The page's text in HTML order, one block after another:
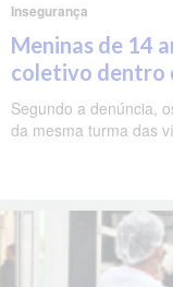
Insegurança
Meninas de 14
coletivo dentro
Segundo a denúncia,
da mesma turma das